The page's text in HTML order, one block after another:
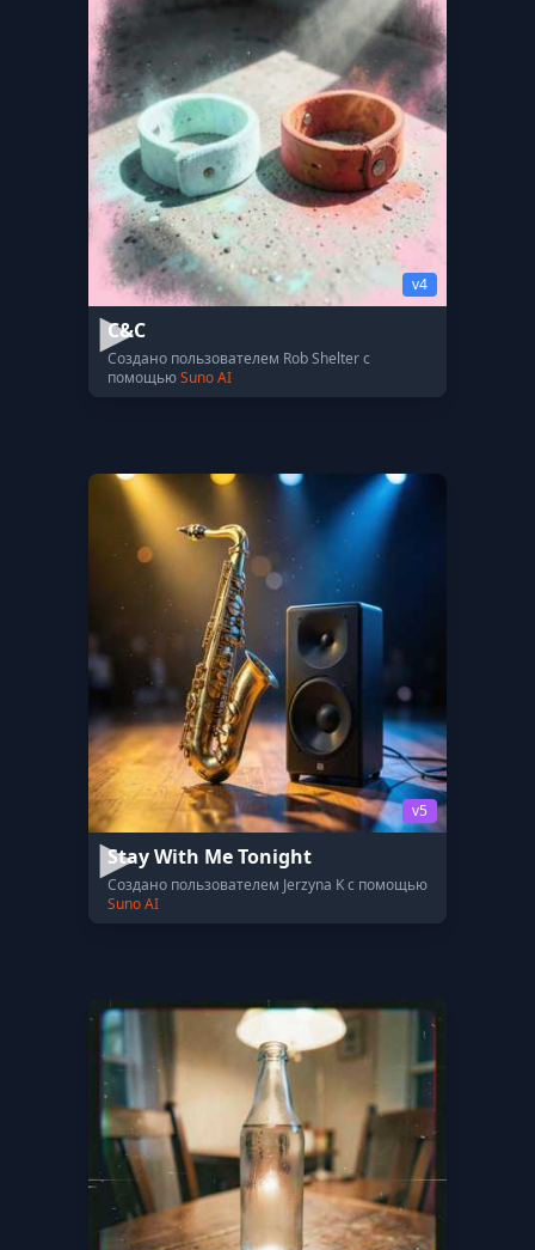
v4
C&C
Создано пользователем Rob Shelter с
помощьюSuno AI
v5
Stay With Me Tonight
Создано пользователем Jerzyna K с помощью
Suno AI